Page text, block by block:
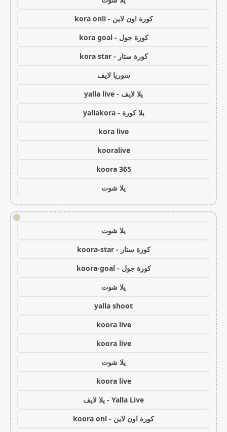
كورة اون لاين - kora onli
كورة جول - kora goal
كورة ستار - kora star
سوريا لايف
يلا لايف - yalla live
يلا كورة - yallakora
kora live
kooralive
koora 365
يلا شوت
!
يلا شوت
كورة ستار - koora-star
كورة جول - koora-goal
يلا شوت
yalla shoot
koora live
koora live
يلا شوت
koora live
Yalla Live - يلا لايف
كورة اون لاين - koora onl